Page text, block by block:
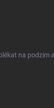
na podzim